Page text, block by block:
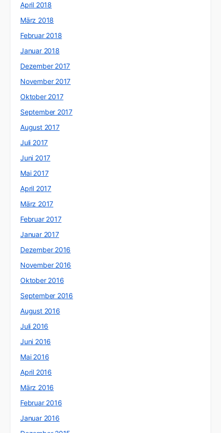
April 2018
März 2018
Februar 2018
Januar 2018
Dezember 2017
November 2017
Oktober 2017
September 2017
August 2017
Juli 2017
Juni 2017
Mai 2017
April 2017
März 2017
Februar 2017
Januar 2017
Dezember 2016
November 2016
Oktober 2016
September 2016
August 2016
Juli 2016
Juni 2016
Mai 2016
April 2016
März 2016
Februar 2016
Januar 2016